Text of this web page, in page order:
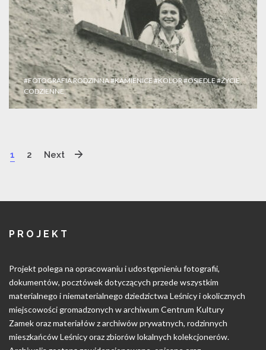
#FOTOGRAFIA RODZINNA#KAMIENICE #KOLOR#OSIEDLE#ŻYCIE
CODZIENNE
1 2 Next
PROJEKT
Projekt polega na opracowaniu i udostępnieniu fotografii,
dokumentów, pocztówek dotyczących przede wszystkim
materialnego i niematerialnego dziedzictwa Leśnicy i okolicznych
miejscowości gromadzonych w archiwum Centrum Kultury
Zamek oraz materiałów z archiwów prywatnych, rodzinnych
mieszkańców Leśnicy oraz zbiorów lokalnych kolekcjonerów.